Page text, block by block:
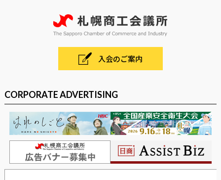
入会のご案内
CORPORATE ADVERTISING